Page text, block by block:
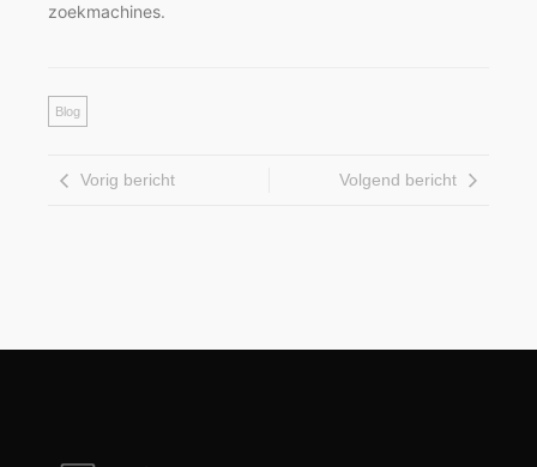
zoekmachines.
Blog
Vorig bericht Volgend bericht